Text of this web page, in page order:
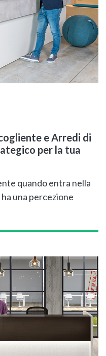
e Arredi di
per la tua
quando entra nella
una percezione